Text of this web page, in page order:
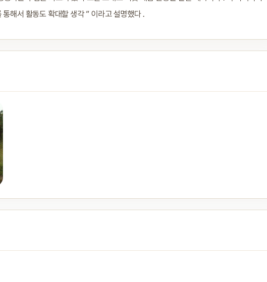
해서 활동도 확대할 생각 ” 이라고 설명했다 .